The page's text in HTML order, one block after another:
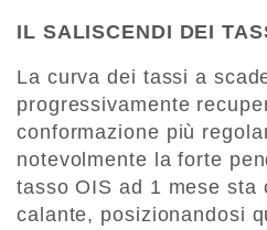
IL SALISCENDI DEI
La curva dei tassi a
progressivamente
conformazione più
notevolmente la forte
tasso OIS ad 1 mese sta
calante, posizionandosi